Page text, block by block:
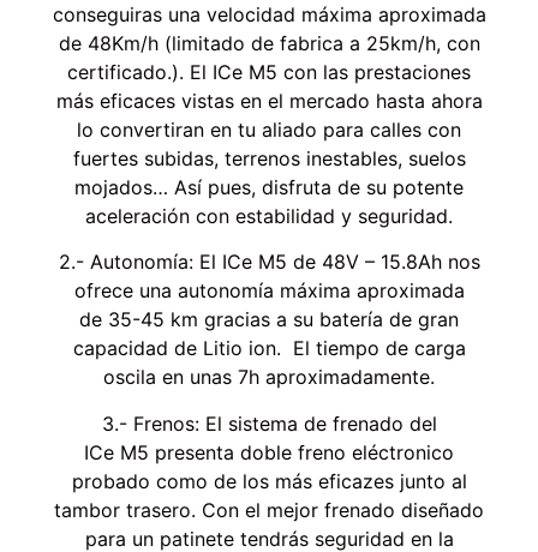
conseguiras una velocidad máxima aproximada
de 48Km/h (limitado de fabrica a 25km/h, con
certificado.). El ICe M5 con las prestaciones
más eficaces vistas en el mercado hasta ahora
lo convertiran en tu aliado para calles con
fuertes subidas, terrenos inestables, suelos
mojados… Así pues, disfruta de su potente
aceleración con estabilidad y seguridad.
2.- Autonomía: El ICe M5 de 48V – 15.8Ah nos
ofrece una autonomía máxima aproximada
de 35-45 km gracias a su batería de gran
capacidad de Litio ion. El tiempo de carga
oscila en unas 7h aproximadamente.
3.- Frenos: El sistema de frenado del
ICe M5 presenta doble freno eléctronico
probado como de los más eficazes junto al
tambor trasero. Con el mejor frenado diseñado
para un patinete tendrás seguridad en la